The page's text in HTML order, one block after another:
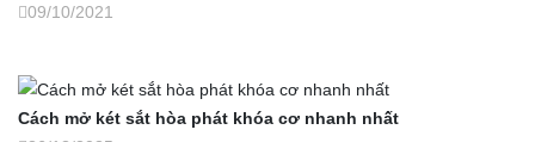
09/10/2021
Cách mở két sắt hòa phát khóa cơ nhanh nhất